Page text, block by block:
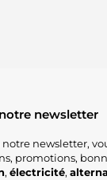
newsletter
newsletter,
promotions,
, électricité,